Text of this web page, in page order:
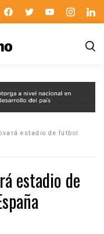
estadio de fútbol
estadio de